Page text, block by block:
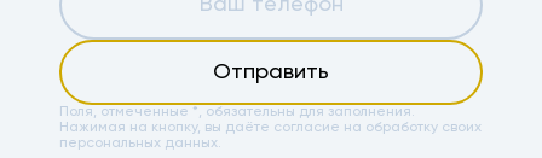
Отправить
Поля, отмеченные *, обязательны для заполнения.
Нажимая на кнопку, вы даёте согласие на обработку своих
персональных данных.